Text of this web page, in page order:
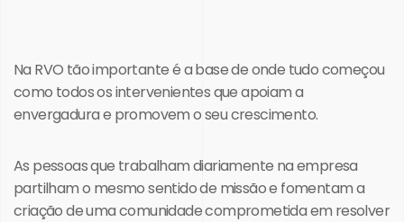
Na RVO tão importante é a base de onde tudo começou
como todos os intervenientes que apoiam a
envergadura e promovem o seu crescimento.
As pessoas que trabalham diariamente na empresa
partilham o mesmo sentido de missão e fomentam a
criação de uma comunidade comprometida em resolver